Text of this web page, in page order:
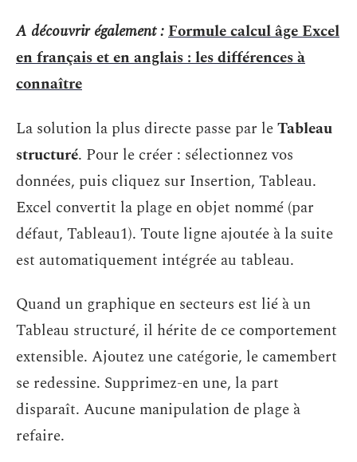
A découvrir également :Formule calcul âge Excel
en français et en anglais : les différences à
connaître
La solution la plus directe passe par leTableau
structuré. Pour le créer : sélectionnez vos
données, puis cliquez sur Insertion, Tableau.
Excel convertit la plage en objet nommé (par
défaut, Tableau1). Toute ligne ajoutée à la suite
est automatiquement intégrée au tableau.
Quand un graphique en secteurs est lié à un
Tableau structuré, il hérite de ce comportement
extensible. Ajoutez une catégorie, le camembert
se redessine. Supprimez-en une, la part
disparaît. Aucune manipulation de plage à
refaire.